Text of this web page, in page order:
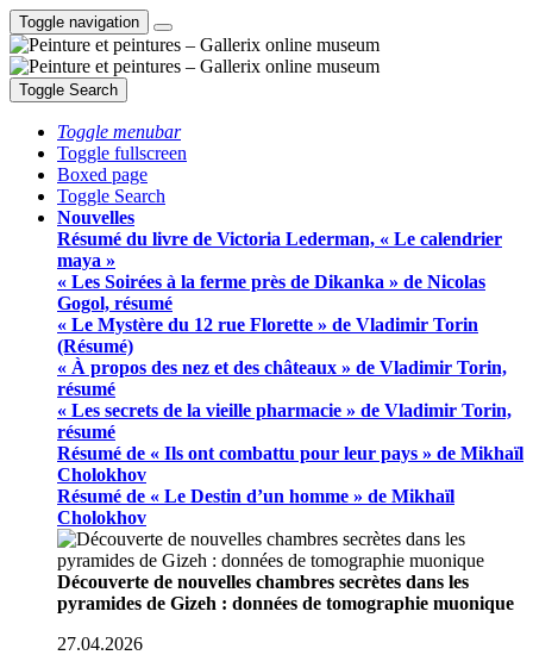
Toggle navigation
Toggle Search
Toggle menubar
Toggle fullscreen
Boxed page
Toggle Search
Nouvelles
Résumé du livre de Victoria Lederman, « Le calendrier
maya »
« Les Soirées à la ferme près de Dikanka » de Nicolas
Gogol, résumé
« Le Mystère du 12 rue Florette » de Vladimir Torin
(Résumé)
« À propos des nez et des châteaux » de Vladimir Torin,
résumé
« Les secrets de la vieille pharmacie » de Vladimir Torin,
résumé
Résumé de « Ils ont combattu pour leur pays » de Mikhaïl
Cholokhov
Résumé de « Le Destin d’un homme » de Mikhaïl
Cholokhov
Découverte de nouvelles chambres secrètes dans les
pyramides de Gizeh : données de tomographie muonique
27.04.2026